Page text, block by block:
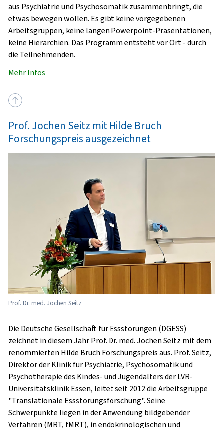
aus Psychiatrie und Psychosomatik zusammenbringt, die
etwas bewegen wollen. Es gibt keine vorgegebenen
Arbeitsgruppen, keine langen Powerpoint-Präsentationen,
keine Hierarchien. Das Programm entsteht vor Ort - durch
die Teilnehmenden.
Mehr Infos
Prof. Jochen Seitz mit Hilde Bruch
Forschungspreis ausgezeichnet
Prof. Dr. med. Jochen Seitz
Die Deutsche Gesellschaft für Essstörungen (DGESS)
zeichnet in diesem Jahr Prof. Dr. med. Jochen Seitz mit dem
renommierten Hilde Bruch Forschungspreis aus. Prof. Seitz,
Direktor der Klinik für Psychiatrie, Psychosomatik und
Psychotherapie des Kindes- und Jugendalters der LVR-
Universitätsklinik Essen, leitet seit 2012 die Arbeitsgruppe
"Translationale Essstörungsforschung". Seine
Schwerpunkte liegen in der Anwendung bildgebender
Verfahren (MRT, fMRT), in endokrinologischen und